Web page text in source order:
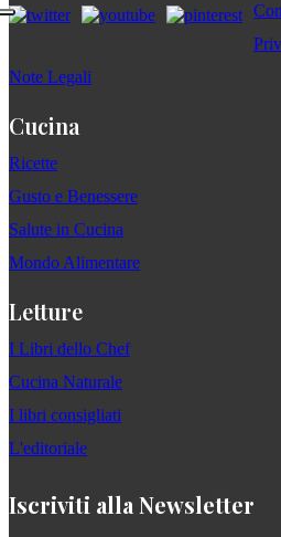
Note Legali
Cucina
Ricette
Gusto e Benessere
Salute in Cucina
Mondo Alimentare
Letture
I Libri dello Chef
Cucina Naturale
I libri consigliati
L'editoriale
Iscriviti alla Newsletter